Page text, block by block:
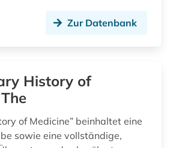
Zur Datenbank
History of
of Medicine” beinhaltet eine
sowie eine vollständige,